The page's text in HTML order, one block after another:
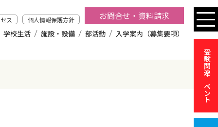
ス 個人情報保護方針 お問合せ・資料請求
学校生活 施設・設備 部活動 入学案内（募集要項）
受験関連イベント